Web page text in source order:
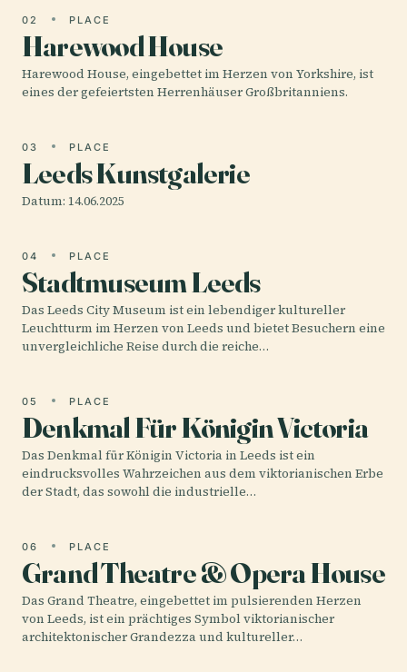
02 PLACE
Harewood House
Harewood House, eingebettet im Herzen von Yorkshire, ist
eines der gefeiertsten Herrenhäuser Großbritanniens.
03 PLACE
Leeds Kunstgalerie
Datum: 14.06.2025
04 PLACE
Stadtmuseum Leeds
Das Leeds City Museum ist ein lebendiger kultureller
Leuchtturm im Herzen von Leeds und bietet Besuchern eine
unvergleichliche Reise durch die reiche…
05 PLACE
Denkmal Für Königin Victoria
Das Denkmal für Königin Victoria in Leeds ist ein
eindrucksvolles Wahrzeichen aus dem viktorianischen Erbe
der Stadt, das sowohl die industrielle…
06 PLACE
Grand Theatre & Opera House
Das Grand Theatre, eingebettet im pulsierenden Herzen
von Leeds, ist ein prächtiges Symbol viktorianischer
architektonischer Grandezza und kultureller…